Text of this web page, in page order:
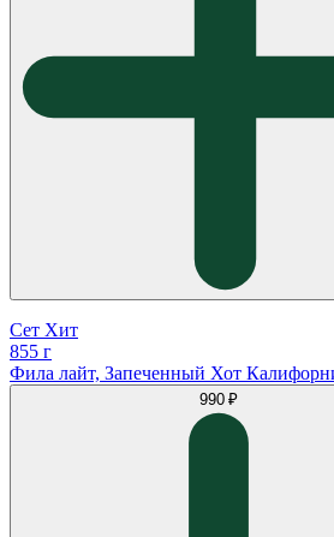
Сет Хит
855 г
Фила лайт, Запеченный Хот
990 ₽